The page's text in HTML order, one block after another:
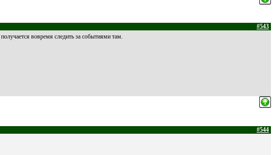
#543
вовремя следить за событиями там.
#544